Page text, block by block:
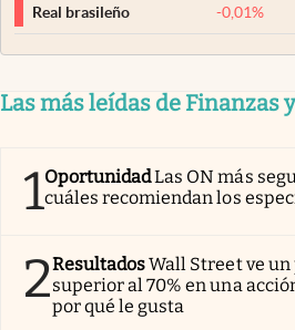
Real brasileño -0,01%
Las más leídas de Finanzas
1OportunidadLas ON más
cuáles recomiendan los
2ResultadosWall Street ve
superior al 70% en una
por qué le gusta